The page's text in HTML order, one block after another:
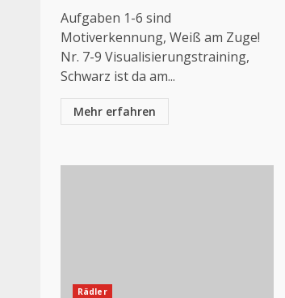
Aufgaben 1-6 sind
Motiverkennung, Weiß am Zuge!
Nr. 7-9 Visualisierungstraining,
Schwarz ist da am...
Mehr erfahren
Rädler